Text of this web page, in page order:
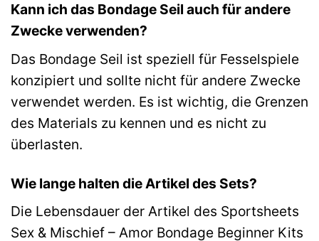
Kann ich das Bondage Seil auch für andere
Zwecke verwenden?
Das Bondage Seil ist speziell für Fesselspiele
konzipiert und sollte nicht für andere Zwecke
verwendet werden. Es ist wichtig, die Grenzen
des Materials zu kennen und es nicht zu
überlasten.
Wie lange halten die Artikel des Sets?
Die Lebensdauer der Artikel des Sportsheets
Sex & Mischief – Amor Bondage Beginner Kits